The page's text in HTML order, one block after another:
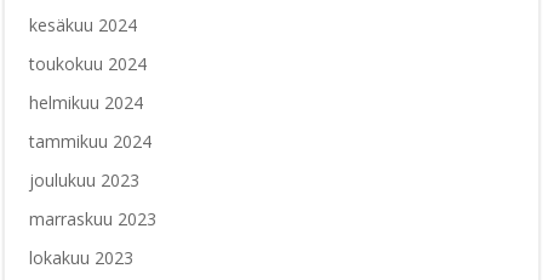
kesäkuu 2024
toukokuu 2024
helmikuu 2024
tammikuu 2024
joulukuu 2023
marraskuu 2023
lokakuu 2023